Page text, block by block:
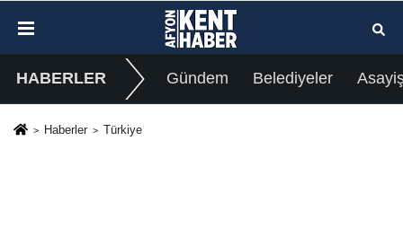
HABERLER Gündem Belediyeler
Haberler Türkiye